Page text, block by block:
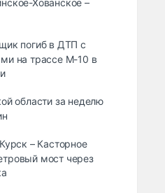
Хованское –
погиб в ДТП с
на трассе М-10 в
области за неделю
– Касторное
мост через